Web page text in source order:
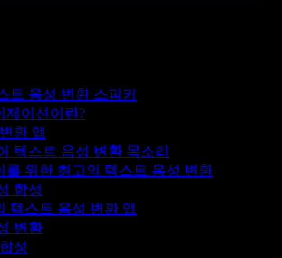
트 음성 변환 스피커
제이션이란?
환 앱
텍스트 음성 변환 목소리
를 위한 최고의 텍스트 음성 변환
합성
텍스트 음성 변환 앱
변환
성